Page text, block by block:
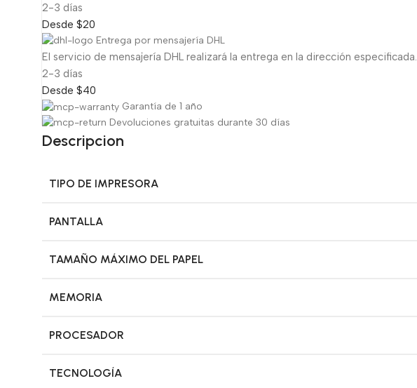
2-3 días
Desde $20
Entrega por mensajería DHL
El servicio de mensajería DHL realizará la entrega en la dirección especificada.
2-3 días
Desde $40
Garantía de 1 año
Devoluciones gratuitas durante 30 días
Descripcion
TIPO DE IMPRESORA
PANTALLA
TAMAÑO MÁXIMO DEL PAPEL
MEMORIA
PROCESADOR
TECNOLOGÍA